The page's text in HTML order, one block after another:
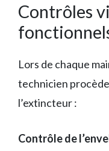
Contrôles
Lors de chaque
technicien
l’extincteur :
Contrôle de